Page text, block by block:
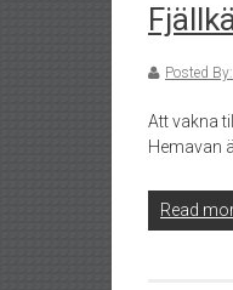
Posted
Att vakna
Hemavan
Read